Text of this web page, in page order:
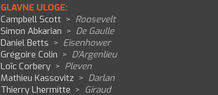
GLAVNE ULOGE:
Campbell Scott > Roosevelt
Simon Abkarian > De Gaulle
Daniel Betts > Eisenhower
Grégoire Colin > D'Argenlieu
Loïc Corbery > Pleven
Mathieu Kassovitz > Darlan
Thierry Lhermitte > Giraud